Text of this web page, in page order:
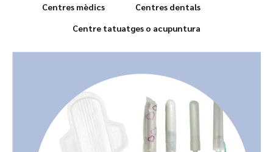
Centres mèdics
Centres dentals
Centre tatuatges o acupuntura